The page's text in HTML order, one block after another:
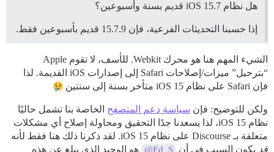
هل نظام iOS 15.7 قديم بسنة وأسبوعين؟
إذا حسبنا التحديثات الفرعية، فإن 15.7.9 قديم بأسبوعين فقط.
الشيء المهم هنا هو محرك Webkit. للأسف، لا تقوم Apple
“بترحيل” ميزات/إصلاحات Safari إلى إصدارات iOS القديمة. لذا
فإن Safari على نظام iOS 15 متأخر بسنة إلى سنتين
ولكن للتوضيح: فإن سياسة دعم المتصفح الخاصة بنا تشمل حاليًا
نظام iOS 15، لذا يسعدنا جدًا التحقيق ومحاولة إصلاح أي مشكلات
متعلقة بـ Discourse على نظام iOS 15. لقد ذكرنا ذلك هنا فقط لأنه
قد يكون السبب في أن @Ed_S هو الوحيد الذي يبلغ عن هذه